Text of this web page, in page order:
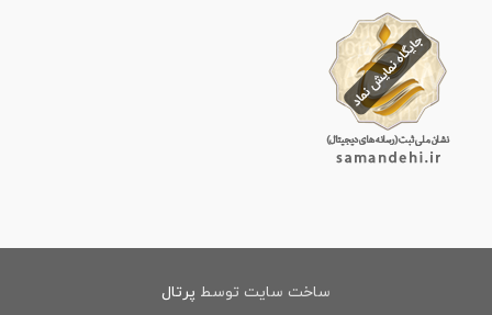
ساخت سایت توسط پرتال